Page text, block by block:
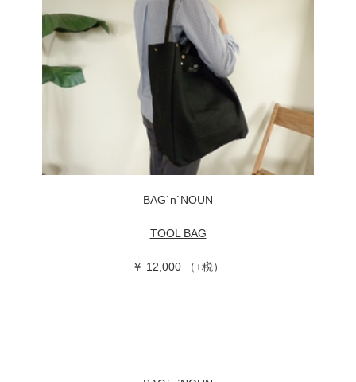
BAG`n`NOUN
TOOL BAG
￥ 12,000 （+税）